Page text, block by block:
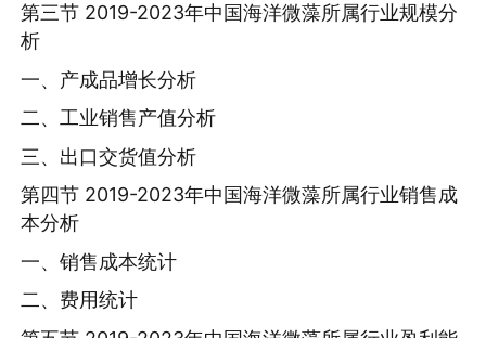
第三节 2019-2023年中国海洋微藻所属行业规模分
析
一、产成品增长分析
二、工业销售产值分析
三、出口交货值分析
第四节 2019-2023年中国海洋微藻所属行业销售成
本分析
一、销售成本统计
二、费用统计